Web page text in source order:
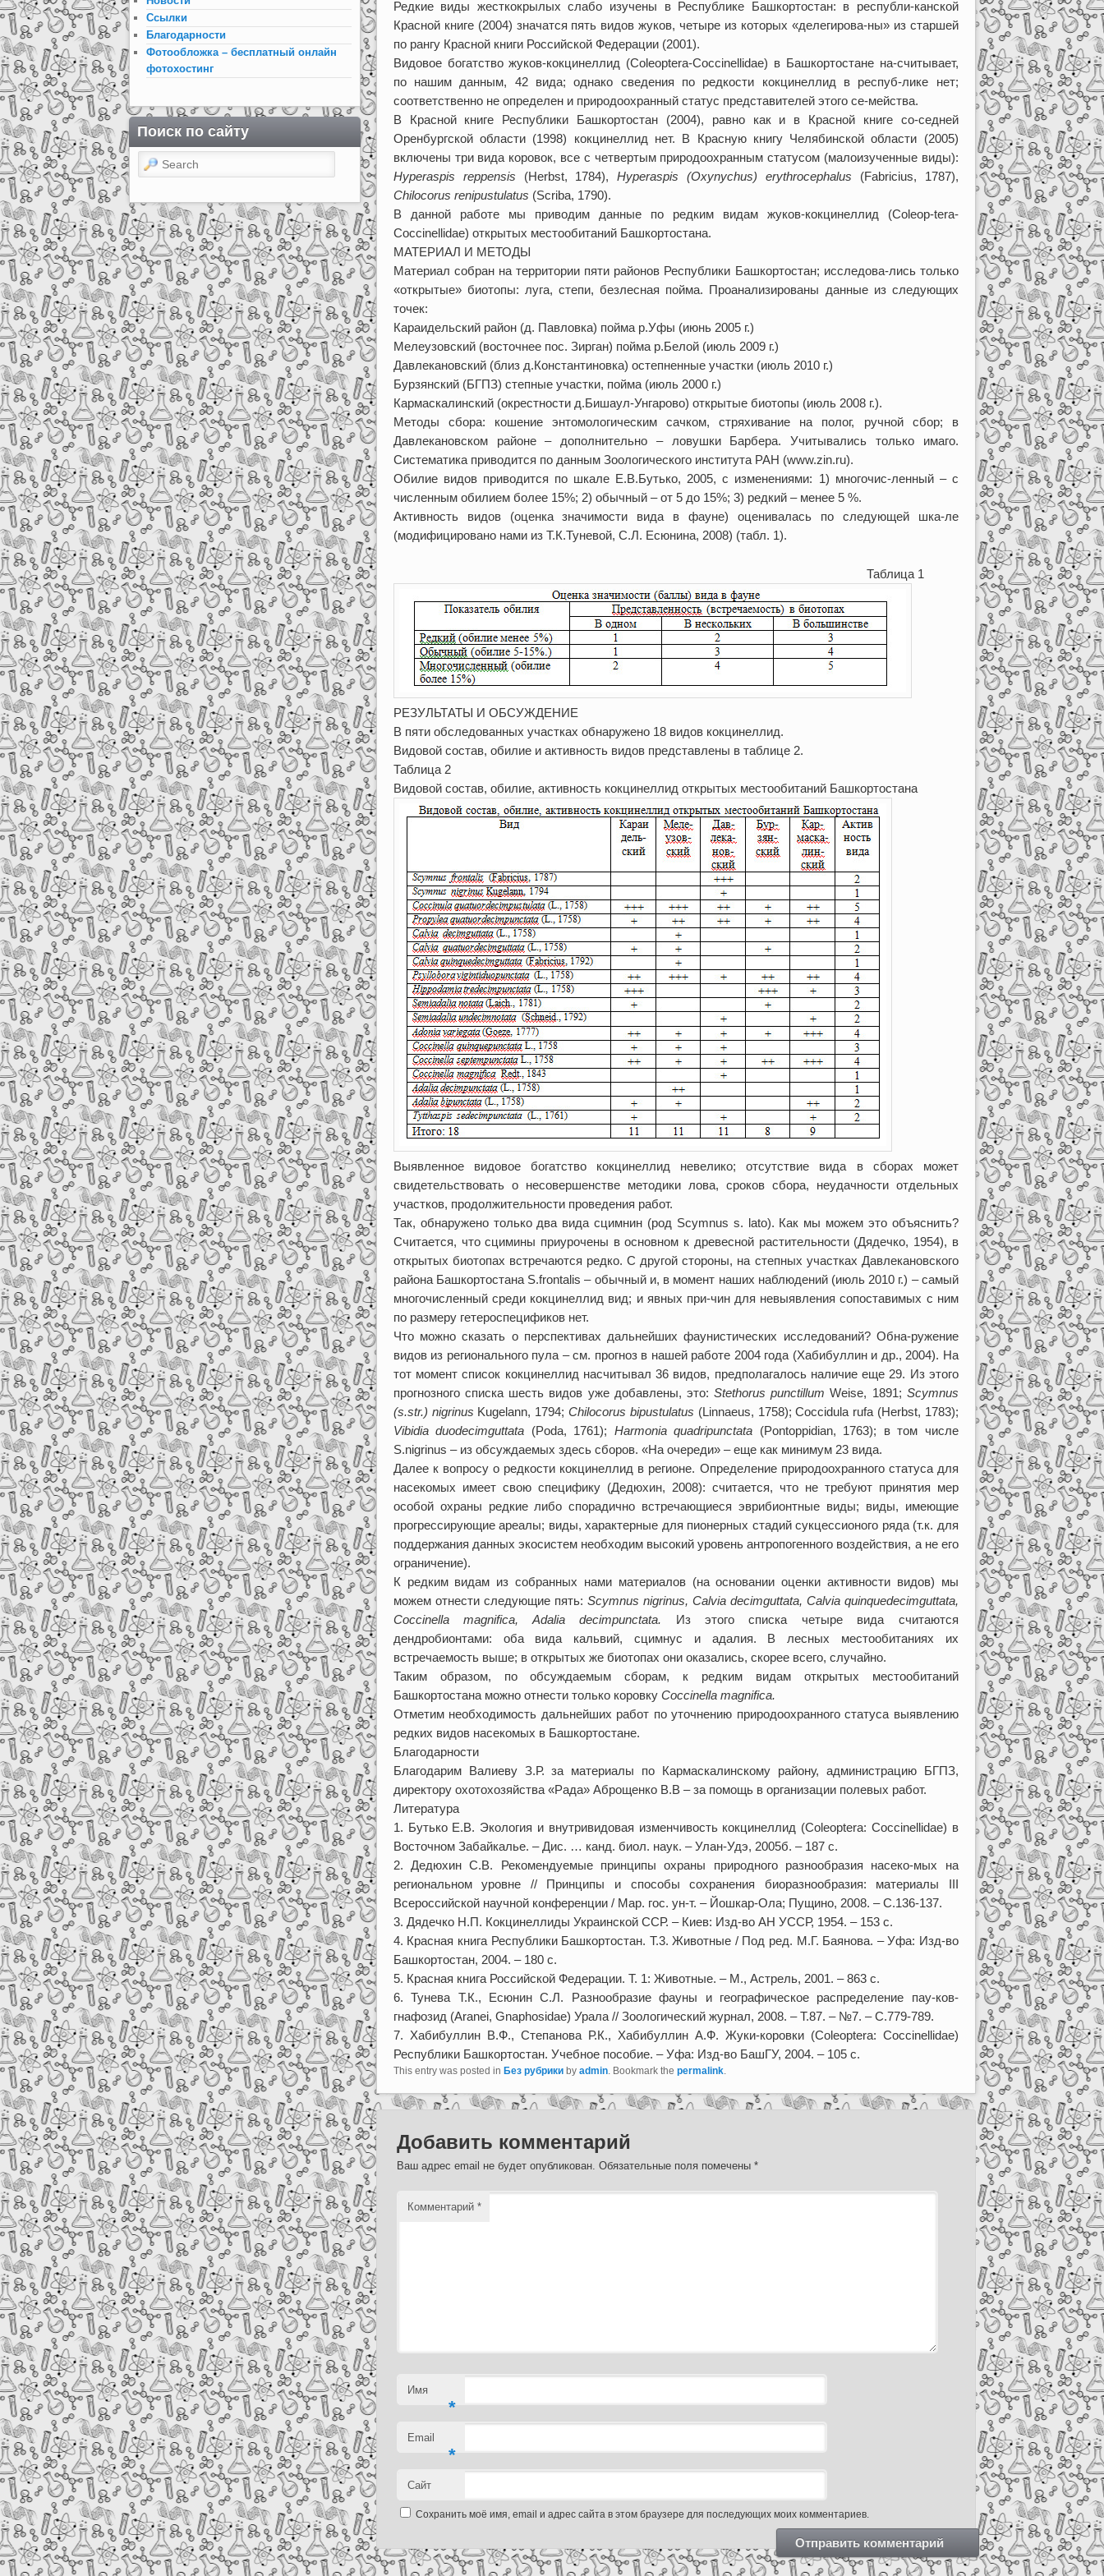
Редкие виды жесткокрылых слабо изучены в Республике Башкортостан: в республи-канской
Красной книге (2004) значатся пять видов жуков, четыре из которых «делегирова-ны» из старшей
по рангу Красной книги Российской Федерации (2001).
Видовое богатство жуков-кокцинеллид (Coleoptera-Coccinellidae) в Башкортостане на-считывает,
по нашим данным, 42 вида; однако сведения по редкости кокцинеллид в респуб-лике нет;
соответственно не определен и природоохранный статус представителей этого се-мейства.
В Красной книге Республики Башкортостан (2004), равно как и в Красной книге со-седней
Оренбургской области (1998) кокцинеллид нет. В Красную книгу Челябинской области (2005)
включены три вида коровок, все с четвертым природоохранным статусом (малоизученные виды):
Hyperaspis reppensis (Herbst, 1784),Hyperaspis (Oxynychus) erythrocephalus (Fabricius, 1787),
Chilocorus renipustulatus (Scriba, 1790).
В данной работе мы приводим данные по редким видам жуков-кокцинеллид (Coleop-tera-
Coccinellidae) открытых местообитаний Башкортостана.
МАТЕРИАЛ И МЕТОДЫ
Материал собран на территории пяти районов Республики Башкортостан; исследова-лись только
«открытые» биотопы: луга, степи, безлесная пойма. Проанализированы данные из следующих
точек:
Караидельский район (д. Павловка) пойма р.Уфы (июнь 2005 г.)
Мелеузовский (восточнее пос. Зирган) пойма р.Белой (июль 2009 г.)
Давлекановский (близ д.Константиновка) остепненные участки (июль 2010 г.)
Бурзянский (БГПЗ) степные участки, пойма (июль 2000 г.)
Кармаскалинский (окрестности д.Бишаул-Унгарово) открытые биотопы (июль 2008 г.).
Методы сбора: кошение энтомологическим сачком, стряхивание на полог, ручной сбор; в
Давлекановском районе – дополнительно – ловушки Барбера. Учитывались только имаго.
Систематика приводится по данным Зоологического института РАН (www.zin.ru).
Обилие видов приводится по шкале Е.В.Бутько, 2005, с изменениями: 1) многочис-ленный – с
численным обилием более 15%; 2) обычный – от 5 до 15%; 3) редкий – менее 5 %.
Активность видов (оценка значимости вида в фауне) оценивалась по следующей шка-ле
(модифицировано нами из Т.К.Туневой, С.Л. Есюнина, 2008) (табл. 1).
Таблица 1
РЕЗУЛЬТАТЫ И ОБСУЖДЕНИЕ
В пяти обследованных участках обнаружено 18 видов кокцинеллид.
Видовой состав, обилие и активность видов представлены в таблице 2.
Таблица 2
Видовой состав, обилие, активность кокцинеллид открытых местообитаний Башкортостана
Выявленное видовое богатство кокцинеллид невелико; отсутствие вида в сборах может
свидетельствовать о несовершенстве методики лова, сроков сбора, неудачности отдельных
участков, продолжительности проведения работ.
Так, обнаружено только два вида сцимнин (род Scymnus s. lato). Как мы можем это объяснить?
Считается, что сцимины приурочены в основном к древесной растительности (Дядечко, 1954), в
открытых биотопах встречаются редко. С другой стороны, на степных участках Давлекановского
района Башкортостана S.frontalis – обычный и, в момент наших наблюдений (июль 2010 г.) – самый
многочисленный среди кокцинеллид вид; и явных при-чин для невыявления сопоставимых с ним
по размеру гетероспецификов нет.
Что можно сказать о перспективах дальнейших фаунистических исследований? Обна-ружение
видов из регионального пула – см. прогноз в нашей работе 2004 года (Хабибуллин и др., 2004). На
тот момент список кокцинеллид насчитывал 36 видов, предполагалось наличие еще 29. Из этого
прогнозного списка шесть видов уже добавлены, это:Stethorus punctillum Weise, 1891; Scymnus
(s.str.) nigrinus Kugelann, 1794;Chilocorus bipustulatus (Linnaeus, 1758); Coccidula rufa (Herbst, 1783);
Vibidia duodecimguttata (Poda, 1761); Harmonia quadripunctata (Pontoppidian, 1763); в том числе
S.nigrinus – из обсуждаемых здесь сборов. «На очереди» – еще как минимум 23 вида.
Далее к вопросу о редкости кокцинеллид в регионе. Определение природоохранного статуса для
насекомых имеет свою специфику (Дедюхин, 2008): считается, что не требуют принятия мер
особой охраны редкие либо спорадично встречающиеся эврибионтные виды; виды, имеющие
прогрессирующие ареалы; виды, характерные для пионерных стадий сукцессионого ряда (т.к. для
поддержания данных экосистем необходим высокий уровень антропогенного воздействия, а не его
ограничение).
К редким видам из собранных нами материалов (на основании оценки активности видов) мы
можем отнести следующие пять: Scymnus nigrinus, Calvia decimguttata, Calvia quinquedecimguttata,
Coccinella magnifica, Adalia decimpunctata. Из этого списка четыре вида считаются
дендробионтами: оба вида кальвий, сцимнус и адалия. В лесных местообитаниях их
встречаемость выше; в открытых же биотопах они оказались, скорее всего, случайно.
Таким образом, по обсуждаемым сборам, к редким видам открытых местообитаний
Башкортостана можно отнести только коровку Coccinella magnifica.
Отметим необходимость дальнейших работ по уточнению природоохранного статуса выявлению
редких видов насекомых в Башкортостане.
Благодарности
Благодарим Валиеву З.Р. за материалы по Кармаскалинскому району, администрацию БГПЗ,
директору охотохозяйства «Рада» Аброщенко В.В – за помощь в организации полевых работ.
Литература
1. Бутько Е.В. Экология и внутривидовая изменчивость кокцинеллид (Coleoptera: Coccinellidae) в
Восточном Забайкалье. – Дис. … канд. биол. наук. – Улан-Удэ, 2005б. – 187 с.
2. Дедюхин С.В. Рекомендуемые принципы охраны природного разнообразия насеко-мых на
региональном уровне // Принципы и способы сохранения биоразнообразия: материалы III
Всероссийской научной конференции / Мар. гос. ун-т. – Йошкар-Ола; Пущино, 2008. – С.136-137.
3. Дядечко Н.П. Кокцинеллиды Украинской ССР. – Киев: Изд-во АН УССР, 1954. – 153 с.
4. Красная книга Республики Башкортостан. Т.3. Животные / Под ред. М.Г. Баянова. – Уфа: Изд-во
Башкортостан, 2004. – 180 с.
5. Красная книга Российской Федерации. Т. 1: Животные. – М., Астрель, 2001. – 863 с.
6. Тунева Т.К., Есюнин С.Л. Разнообразие фауны и географическое распределение пау-ков-
гнафозид (Aranei, Gnaphosidae) Урала // Зоологический журнал, 2008. – Т.87. – №7. – С.779-789.
7. Хабибуллин В.Ф., Степанова Р.К., Хабибуллин А.Ф. Жуки-коровки (Coleoptera: Coccinellidae)
Республики Башкортостан. Учебное пособие. – Уфа: Изд-во БашГУ, 2004. – 105 с.
This entry was posted in Без рубрикиby admin. Bookmark the permalink.
Добавить комментарий
Ваш адрес email не будет опубликован. Обязательные поля помечены*
Комментарий*
Имя
*
Email
*
Сайт
Сохранить моё имя, email и адрес сайта в этом браузере для последующих моих комментариев.
Ссылки
Благодарности
Фотообложка – бесплатный онлайн
фотохостинг
Поиск по сайту
Search